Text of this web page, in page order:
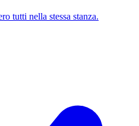
tutti nella stessa stanza.